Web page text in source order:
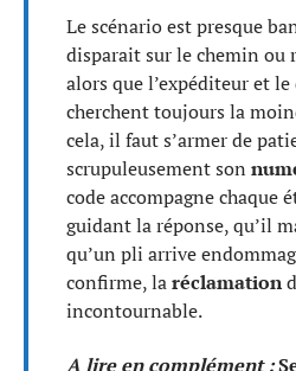
Le scénario est presque
disparait sur le chemin ou
alors que l’expéditeur et
cherchent toujours la
cela, il faut s’armer de
scrupuleusement son
code accompagne chaque
guidant la réponse, qu’il
qu’un pli arrive
confirme, laréclamation
incontournable.
A lire en complément :